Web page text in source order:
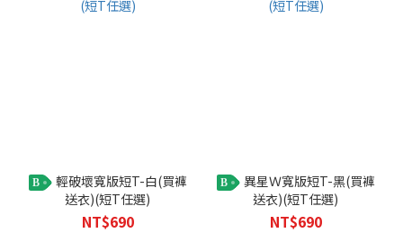
B
送衣)(短T任選)
NT$690
B
送衣)(短T任選)
NT$690